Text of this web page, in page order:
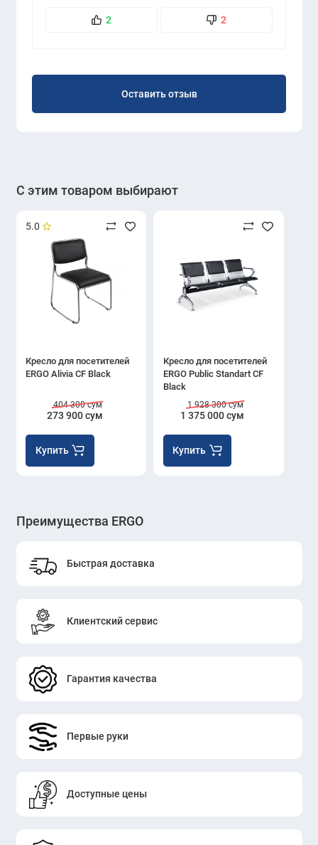
2 2
Оставить отзыв
С этим товаром выбирают
5.0
Кресло для посетителей
ERGO Alivia CF Black
273 900 сум
404 300 сум
Купить
Кресло для посетителей
ERGO Public Standart CF
Black
1 375 000 сум
1 928 300 сум
Купить
Преимущества ERGO
Быстрая доставка
Клиентский сервис
Гарантия качества
Первые руки
Доступные цены